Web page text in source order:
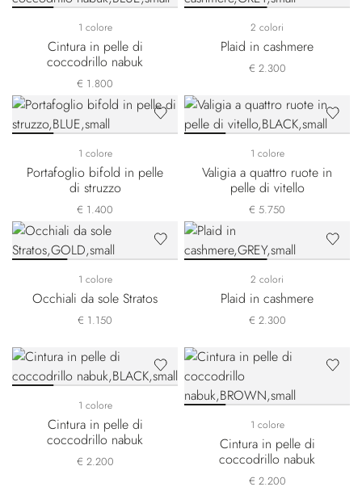
1 colore
Cintura in pelle di
coccodrillo nabuk
€ 1.800
2 colori
Plaid in cashmere
€ 2.300
1 colore
Portafoglio bifold in pelle
di struzzo
€ 1.400
1 colore
Valigia a quattro ruote in
pelle di vitello
€ 5.750
1 colore
Occhiali da sole Stratos
€ 1.150
2 colori
Plaid in cashmere
€ 2.300
1 colore
Cintura in pelle di
coccodrillo nabuk
€ 2.200
1 colore
Cintura in pelle di
coccodrillo nabuk
€ 2.200